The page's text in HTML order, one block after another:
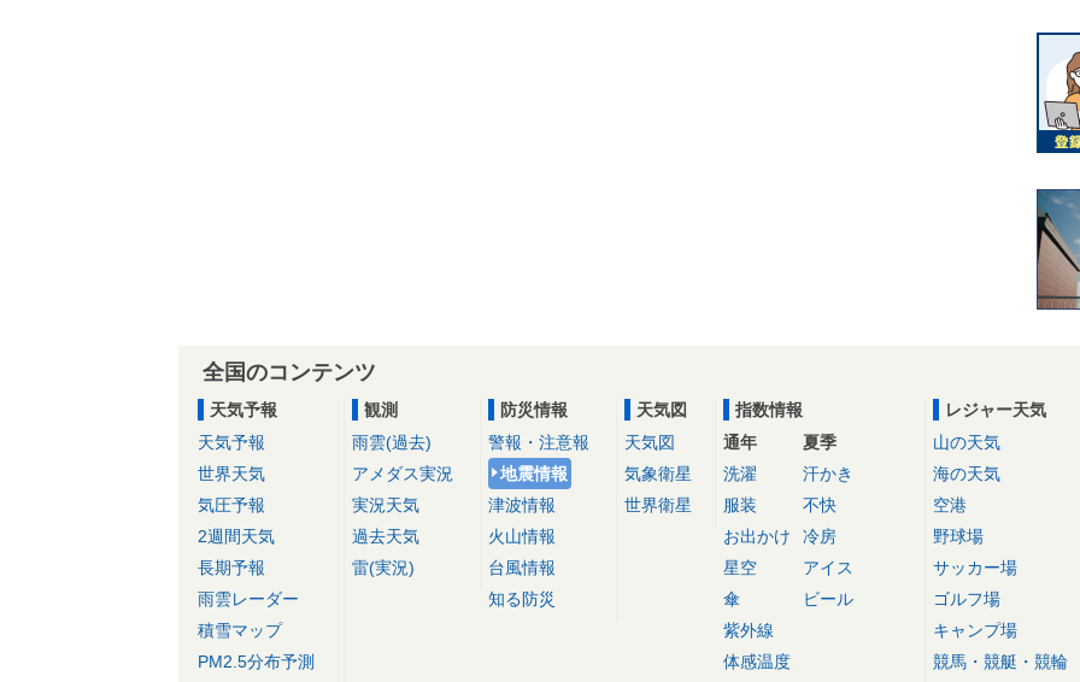
全国のコンテンツ
天気予報
天気予報
世界天気
気圧予報
2週間天気
長期予報
雨雲レーダー
積雪マップ
PM2.5分布予測
観測
雨雲(過去)
アメダス実況
実況天気
過去天気
雷(実況)
防災情報
警報・注意報
地震情報
津波情報
火山情報
台風情報
知る防災
天気図
天気図
気象衛星
世界衛星
指数情報
通年
洗濯
服装
お出かけ
星空
傘
紫外線
体感温度
夏季
汗かき
不快
冷房
アイス
ビール
レジャー天気
山の天気
海の天気
空港
野球場
サッカー場
ゴルフ場
キャンプ場
競馬・競艇・競輪